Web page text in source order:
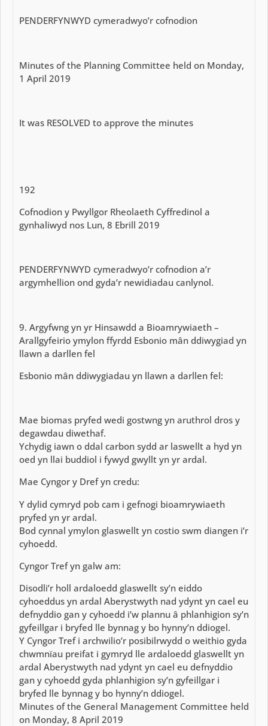
PENDERFYNWYD cymeradwyo’r cofnodion
Minutes of the Planning Committee held on Monday,
1 April 2019
It was RESOLVED to approve the minutes
192
Cofnodion y Pwyllgor Rheolaeth Cyffredinol a
gynhaliwyd nos Lun, 8 Ebrill 2019
PENDERFYNWYD cymeradwyo’r cofnodion a’r
argymhellion ond gyda’r newidiadau canlynol.
9. Argyfwng yn yr Hinsawdd a Bioamrywiaeth –
Arallgyfeirio ymylon ffyrdd Esbonio mân ddiwygiad yn
llawn a darllen fel
Esbonio mân ddiwygiadau yn llawn a darllen fel:
Mae biomas pryfed wedi gostwng yn aruthrol dros y
degawdau diwethaf.
Ychydig iawn o ddal carbon sydd ar laswellt a hyd yn
oed yn llai buddiol i fywyd gwyllt yn yr ardal.
Mae Cyngor y Dref yn credu:
Y dylid cymryd pob cam i gefnogi bioamrywiaeth
pryfed yn yr ardal.
Bod cynnal ymylon glaswellt yn costio swm diangen i’r
cyhoedd.
Cyngor Tref yn galw am:
Disodli’r holl ardaloedd glaswellt sy’n eiddo
cyhoeddus yn ardal Aberystwyth nad ydynt yn cael eu
defnyddio gan y cyhoedd i’w plannu â phlanhigion sy’n
gyfeillgar i bryfed lle bynnag y bo hynny’n ddiogel.
Y Cyngor Tref i archwilio’r posibilrwydd o weithio gyda
chwmnïau preifat i gymryd lle ardaloedd glaswellt yn
ardal Aberystwyth nad ydynt yn cael eu defnyddio
gan y cyhoedd gyda phlanhigion sy’n gyfeillgar i
bryfed lle bynnag y bo hynny’n ddiogel.
Minutes of the General Management Committee held
on Monday, 8 April 2019